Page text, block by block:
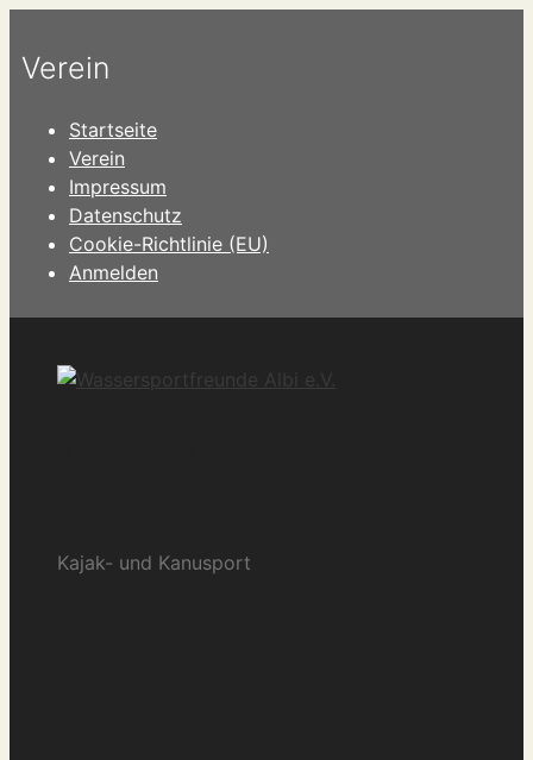
Inhalt
springen
Verein
Startseite
Verein
Impressum
Datenschutz
Cookie-Richtlinie (EU)
Anmelden
Kajak- und Kanusport